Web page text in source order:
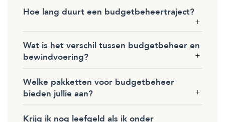
Hoe lang duurt een budgetbeheertraject?
Wat is het verschil tussen budgetbeheer en
bewindvoering?
Welke pakketten voor budgetbeheer
bieden jullie aan?
Krijg ik nog leefgeld als ik onder